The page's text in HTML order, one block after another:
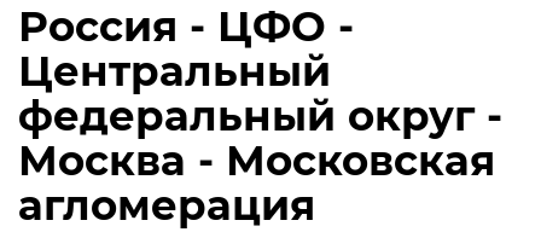
Россия - ЦФО -
Центральный
федеральный округ -
Москва - Московская
агломерация